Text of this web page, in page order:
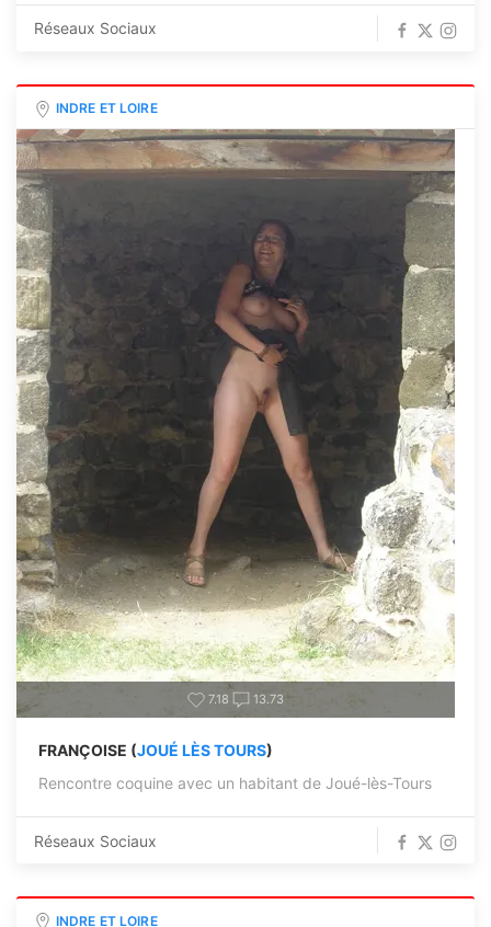
Réseaux Sociaux
INDRE ET LOIRE
7.18 13.73
FRANÇOISE (JOUÉ LÈS TOURS)
Rencontre coquine avec un habitant de Joué-lès-Tours
Réseaux Sociaux
INDRE ET LOIRE